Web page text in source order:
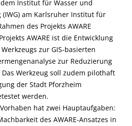
Institut für Wasser und
(IWG) am Karlsruher Institut für
des Projekts AWARE
AWARE ist die Entwicklung
zur GIS-basierten
zur Reduzierung
Werkzeug soll zudem pilothaft
der Stadt Pforzheim
werden.
hat zwei Hauptaufgaben:
des AWARE-Ansatzes in